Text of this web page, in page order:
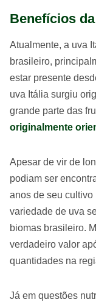
Benefícios
Atualmente, a uva
brasileiro,
estar presente
uva Itália surgiu
grande parte das
originalmente
Apesar de vir de
podiam ser
anos de seu
variedade de uva
biomas brasileiro.
verdadeiro valor
quantidades na
Já em questões